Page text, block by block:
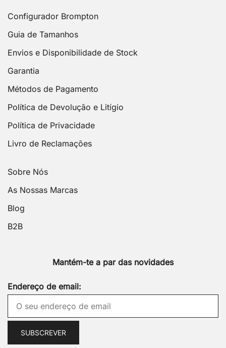
Configurador Brompton
Guia de Tamanhos
Envios e Disponibilidade de Stock
Garantia
Métodos de Pagamento
Política de Devolução e Litígio
Política de Privacidade
Livro de Reclamações
Sobre Nós
As Nossas Marcas
Blog
B2B
Mantém-te a par das novidades
Endereço de email: